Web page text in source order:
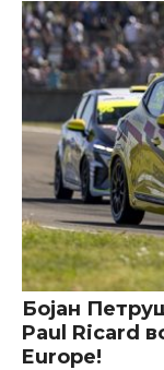
Бојан
Paul Ricard
Europe!